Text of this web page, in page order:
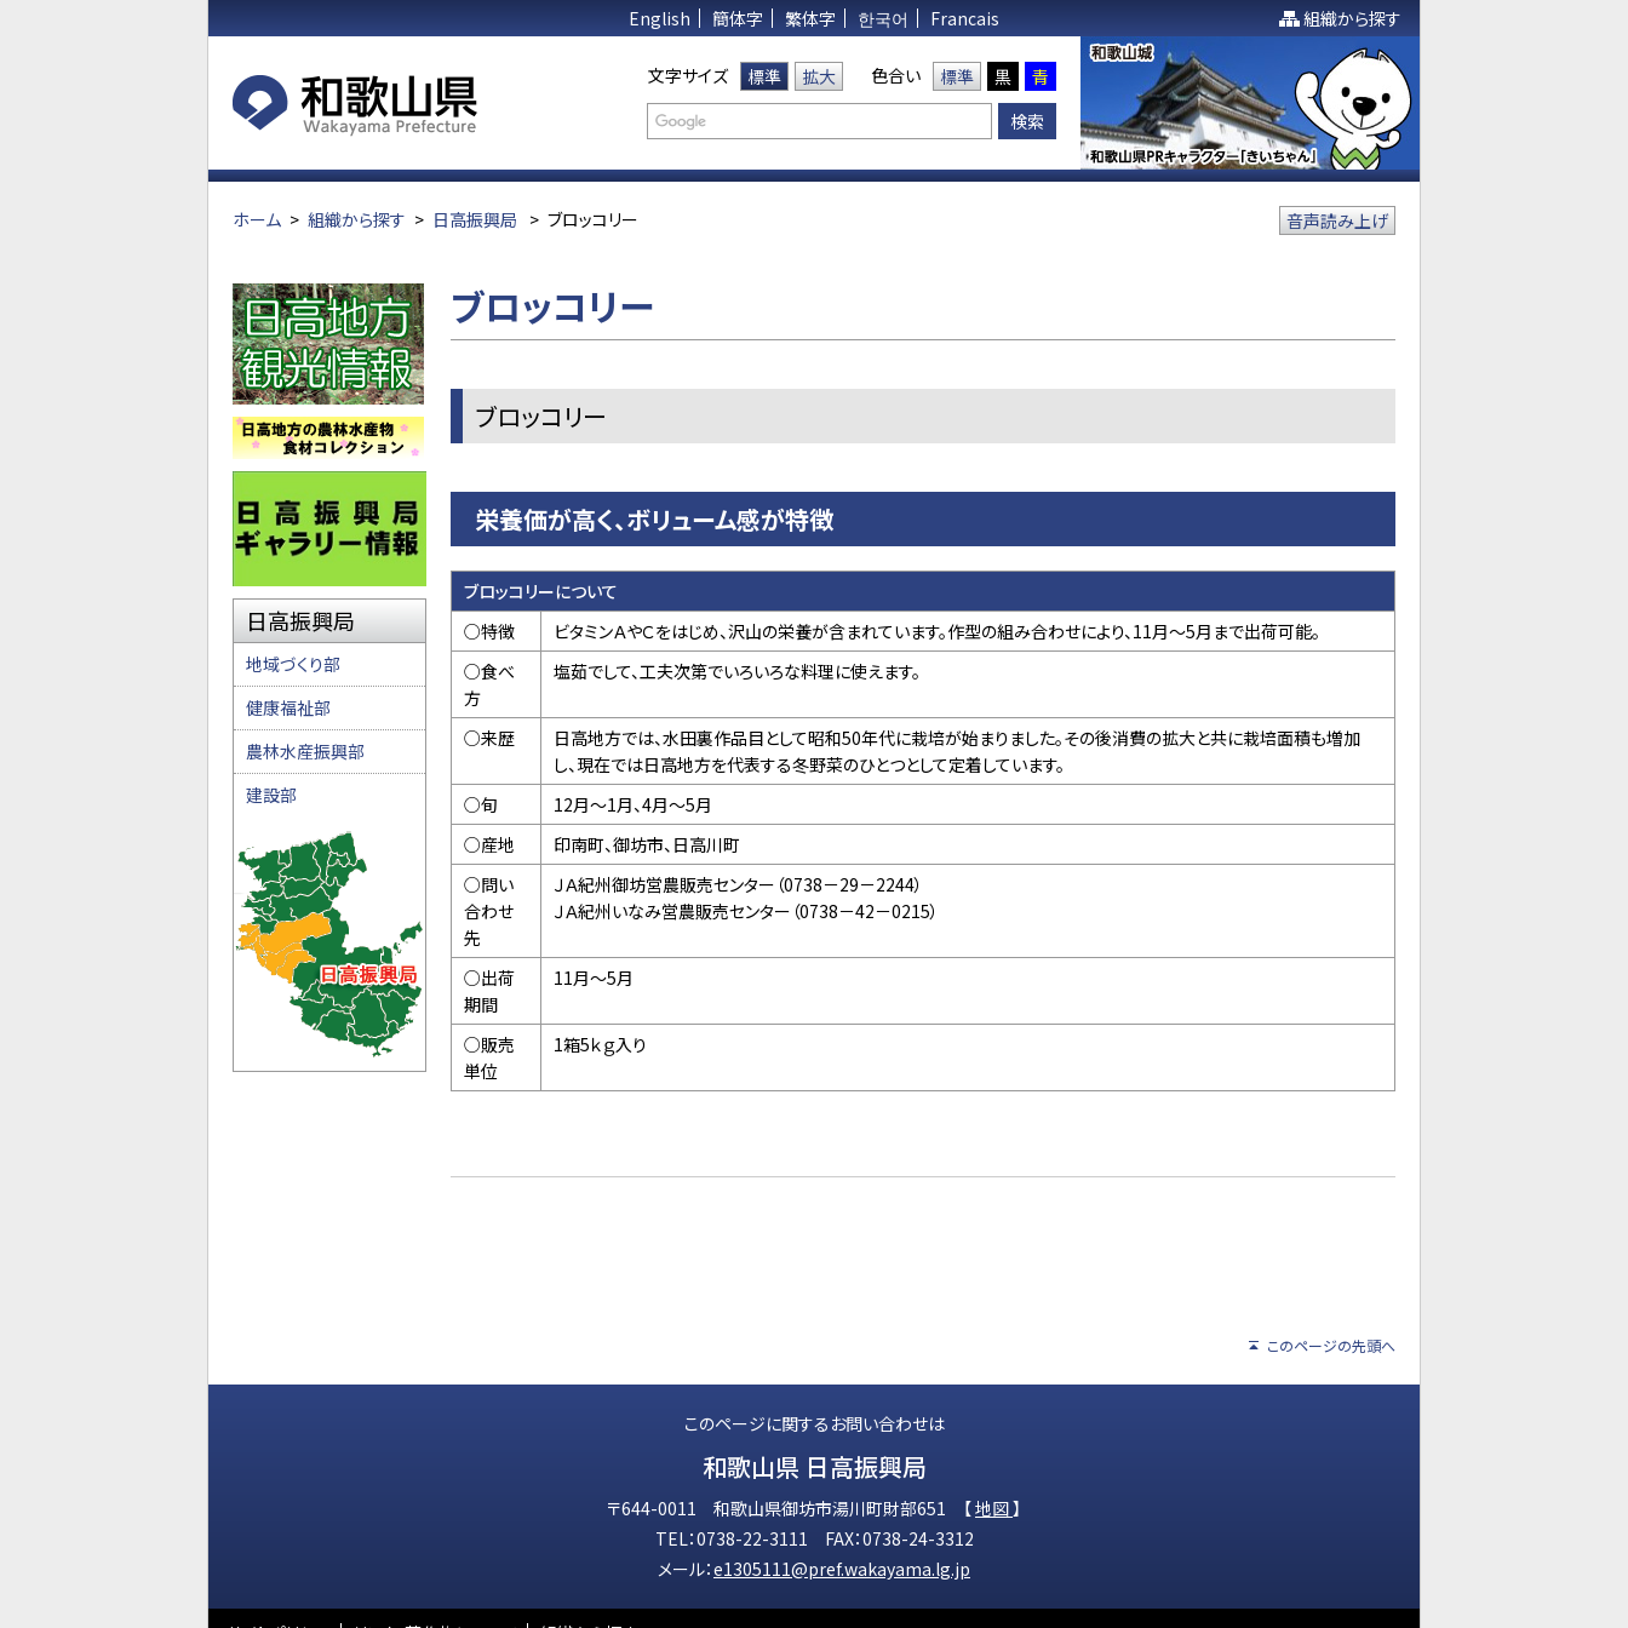
English 簡体字 繁体字 한국어 Francais 組織から探す
文字サイズ 標準 拡大 色合い 標準 黒 青
ホーム > 組織から探す > 日高振興局 > ブロッコリー 音声読み上げ
ブロッコリー
ブロッコリー
栄養価が高く、ボリューム感が特徴
ブロッコリーについて
○特徴
ビタミンＡやＣをはじめ、沢山の栄養が含まれています。作型の組み合わせにより、11月～5月まで出荷可能。
○食べ
方
塩茹でして、工夫次第でいろいろな料理に使えます。
○来歴
日高地方では、水田裏作品目として昭和50年代に栽培が始まりました。その後消費の拡大と共に栽培面積も増加
し、現在では日高地方を代表する冬野菜のひとつとして定着しています。
○旬
12月～1月、4月～5月
○産地
印南町、御坊市、日高川町
○問い
合わせ
先
ＪＡ紀州御坊営農販売センター（0738－29－2244）
ＪＡ紀州いなみ営農販売センター（0738－42－0215）
○出荷
期間
11月～5月
○販売
単位
1箱5ｋｇ入り
日高振興局
地域づくり部
健康福祉部
農林水産振興部
建設部
このページの先頭へ
このページに関するお問い合わせは
和歌山県 日高振興局
〒644-0011 和歌山県御坊市湯川町財部651 【地図】
TEL：0738-22-3111 FAX：0738-24-3312
メール：e1305111@pref.wakayama.lg.jp